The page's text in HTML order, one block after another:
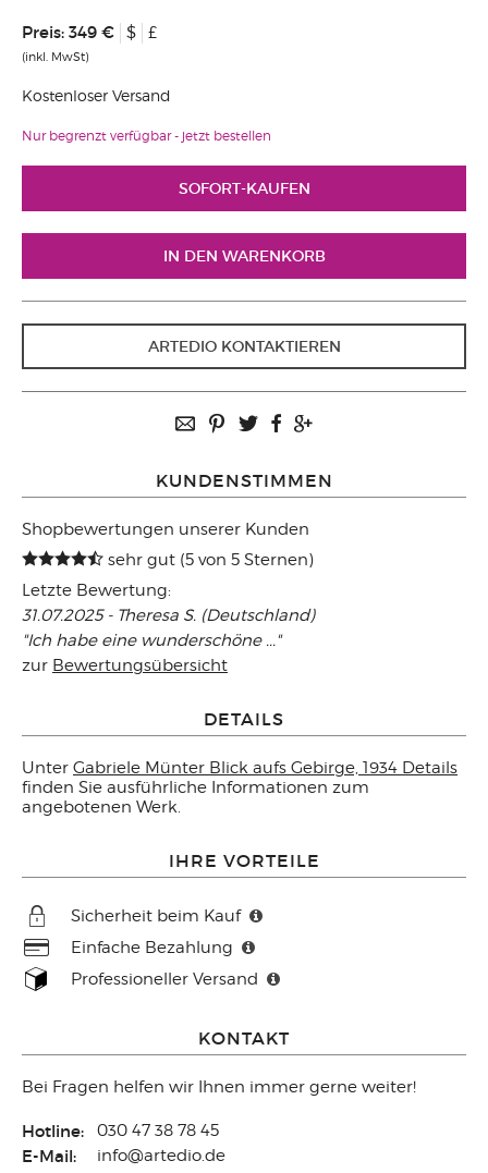
Preis: 349 € $ £
(inkl. MwSt)
Kostenloser Versand
Nur begrenzt verfügbar - jetzt bestellen
ARTEDIO KONTAKTIEREN
KUNDENSTIMMEN
Shopbewertungen unserer Kunden
sehr gut (5 von 5 Sternen)
Letzte Bewertung:
31.07.2025 - Theresa S. (Deutschland)
"Ich habe eine wunderschöne ..."
zur Bewertungsübersicht
DETAILS
Unter Gabriele Münter Blick aufs Gebirge, 1934 Details
finden Sie ausführliche Informationen zum
angebotenen Werk.
IHRE VORTEILE
Sicherheit beim Kauf
Einfache Bezahlung
Professioneller Versand
KONTAKT
Bei Fragen helfen wir Ihnen immer gerne weiter!
Hotline: 030 47 38 78 45
E-Mail: info@artedio.de